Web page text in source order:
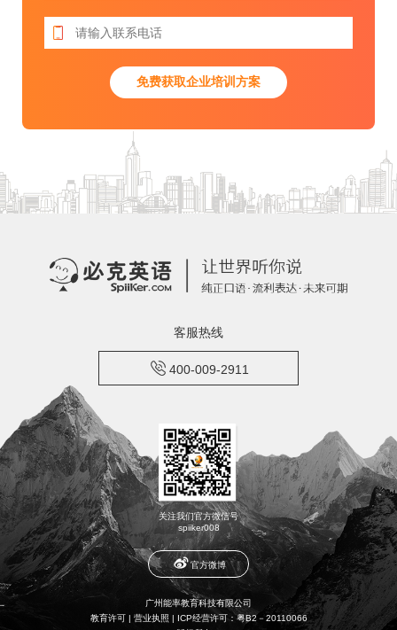
客服热线
 400-009-2911
关注我们官方微信号
spiiker008
官方微博
广州能率教育科技有限公司
教育许可| 营业执照 | ICP经营许可：粤B2－20110066